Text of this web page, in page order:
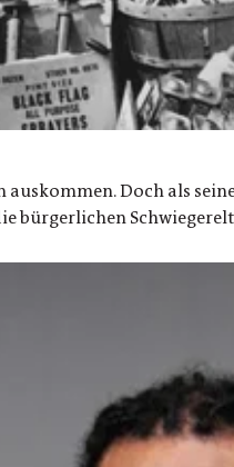
Doch als
bürgerlichen